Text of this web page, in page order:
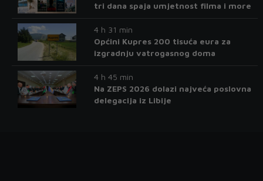
tri dana spaja umjetnost filma i more
4 h 31 min
Općini Kupres 200 tisuća eura za
izgradnju vatrogasnog doma
4 h 45 min
Na ZEPS 2026 dolazi najveća poslovna
delegacija iz Libije